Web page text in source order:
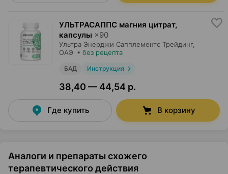
УЛЬТРАСАППС магния цитрат,
капсулы ×90
Ультра Энерджи Сапплементс Трейдинг,
ОАЭ • без рецепта
БАД Инструкция
38,40 — 44,54 р.
Где купить В корзину
Аналоги и препараты схожего
терапевтического действия